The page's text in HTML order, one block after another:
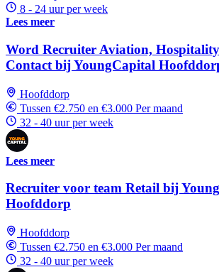
8 - 24 uur per week
Lees meer
Word Recruiter Aviation,
Contact bij YoungCapital
Hoofddorp
Tussen €2.750 en €3.000 Per maand
32 - 40 uur per week
Lees meer
Recruiter voor team Retail bij
Hoofddorp
Hoofddorp
Tussen €2.750 en €3.000 Per maand
32 - 40 uur per week